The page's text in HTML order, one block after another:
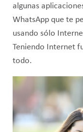
algunas
WhatsApp que te
usando sólo
Teniendo Internet
todo.